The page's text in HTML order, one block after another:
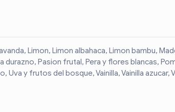
Limon, Limon albahaca, Limon bambu,
durazno, Pasion frutal, Pera y flores blancas,
y frutos del bosque, Vainilla, Vainilla azucar,